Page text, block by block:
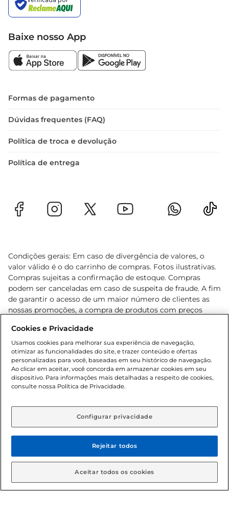
Baixe nosso App
Formas de pagamento
Dúvidas frequentes (FAQ)
Política de troca e devolução
Política de entrega
Condições gerais: Em caso de divergência de valores, o
valor válido é o do carrinho de compras. Fotos ilustrativas.
Compras sujeitas a confirmação de estoque. Compras
podem ser canceladas em caso de suspeita de fraude. A fim
de garantir o acesso de um maior número de clientes as
nossas promoções, a compra de produtos com preços
cliente. Os preços, ofertas e condições são exclusivos para
o e-commerce e válidos durante o dia de hoje, podendo
sofrer alterações sem prévia notificação. Proibida a venda
de bebidas alcoólicas para menores de 18 anos, conforme
Lei n.º 8069/90, art. 81, inciso II (Estatuto da Criança e do
Adolescente). Preços e condições exclusivos para o
aviso prévio. O valor mínimo para as compras on-line é de
© 2026 Copyright. Todos os direitos
reservados Gbarbosa.
Cookies e Privacidade
Usamos cookies para melhorar sua experiência de navegação,
otimizar as funcionalidades do site, e trazer conteúdo e ofertas
personalizadas para você, baseadas em seu histórico de navegação.
Ao clicar em aceitar, você concorda em armazenar cookies em seu
dispositivo. Para informações mais detalhadas a respeito de cookies,
consulte nossa Política de Privacidade.
Configurar privacidade
Rejeitar todos
Aceitar todos os cookies